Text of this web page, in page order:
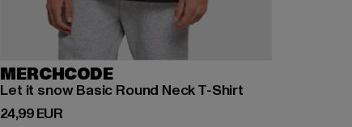
MERCHCODE
Let it snow Basic Round Neck T-Shirt
24,99 EUR
Derzeitiger Preis: 24,99 EUR